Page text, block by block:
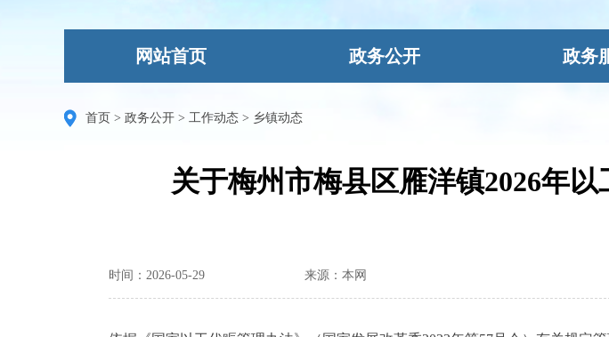
网站首页 政务公开 政务
首页 > 政务公开 > 工作动态 > 乡镇动态
关于梅州市梅县区雁洋镇2026年
时间：2026-05-29 来源：本网